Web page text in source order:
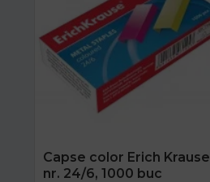
Capse color Erich Krause
nr. 24/6, 1000 buc